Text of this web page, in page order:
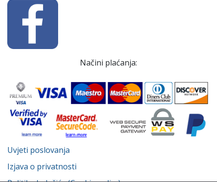
Načini plaćanja:
Uvjeti poslovanja
Izjava o privatnosti